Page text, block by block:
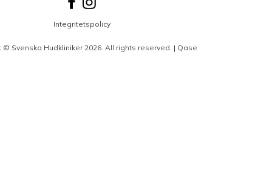
Integritetspolicy
© Svenska Hudkliniker 2026. All rights reserved. | Qase